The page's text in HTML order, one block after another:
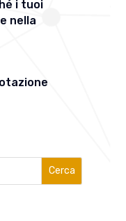
i tuoi
nella
Cerca